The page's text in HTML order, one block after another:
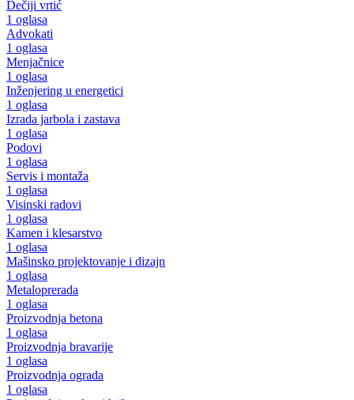
Dečiji vrtić
1 oglasa
Advokati
1 oglasa
Menjačnice
1 oglasa
Inženjering u energetici
1 oglasa
Izrada jarbola i zastava
1 oglasa
Podovi
1 oglasa
Servis i montaža
1 oglasa
Visinski radovi
1 oglasa
Kamen i klesarstvo
1 oglasa
Mašinsko projektovanje i dizajn
1 oglasa
Metaloprerada
1 oglasa
Proizvodnja betona
1 oglasa
Proizvodnja bravarije
1 oglasa
Proizvodnja ograda
1 oglasa